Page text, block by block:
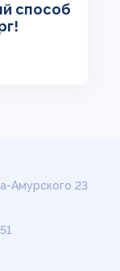
способ
Амурского 23